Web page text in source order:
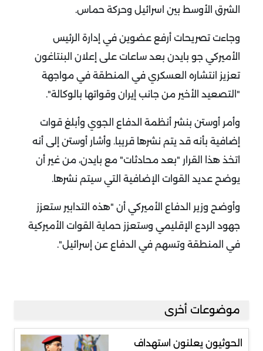
الشرق الأوسط بين اسرائيل وحركة حماس.
وجاءت تصريحات أرفع عضوين في إدارة الرئيس
الأميركي جو بايدن بعد ساعات على إعلان البنتاغون
تعزيز انتشاره العسكري في المنطقة في مواجهة
"التصعيد الأخير من جانب إيران وقواتها بالوكالة".
وأمر أوستن بنشر أنظمة الدفاع الجوي وأبلغ قوات
إضافية بأنه قد يتم نشرها قريبا. وأشار أوستن إلى أنه
اتخذ هذا القرار "بعد محادثات" مع بايدن، من غير أن
يوضح عديد القوات الإضافية التي سيتم نشرها.
وأوضح وزير الدفاع الأميركي أن "هذه التدابير ستعزز
جهود الردع الإقليمي وستعزز حماية القوات الأميركية
في المنطقة وتسهم في الدفاع عن إسرائيل".
موضوعات أخرى
الحوثيون يعلنون استهداف